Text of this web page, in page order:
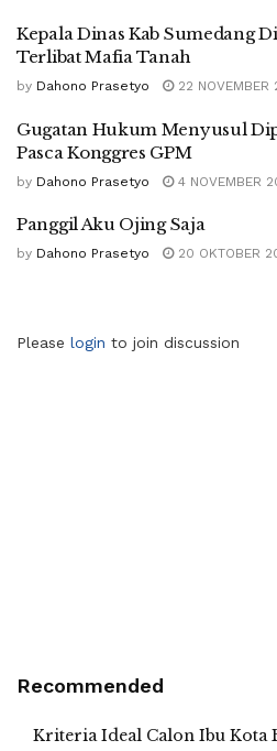
Kepala Dinas Kab Sumedang
Terlibat Mafia Tanah
by Dahono Prasetyo 22 NOVEMBER
Gugatan Hukum Menyusul
Pasca Konggres GPM
by Dahono Prasetyo 4 NOVEMBER
Panggil Aku Ojing Saja
by Dahono Prasetyo 20 OKTOBER
Please login to join discussion
Recommended
Kriteria Ideal Calon Ibu Kota